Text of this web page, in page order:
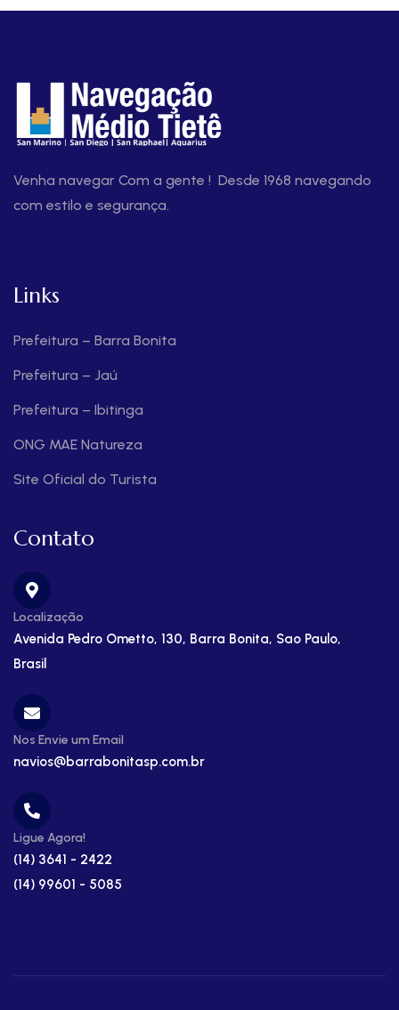
Venha navegar Com a gente ! Desde 1968 navegando
com estilo e segurança.
Links
Prefeitura – Barra Bonita
Prefeitura – Jaú
Prefeitura – Ibitinga
ONG MAE Natureza
Site Oficial do Turista
Contato
Localização
Avenida Pedro Ometto, 130, Barra Bonita, Sao Paulo,
Brasil
Nos Envie um Email
navios@barrabonitasp.com.br
Ligue Agora!
(14) 3641 - 2422
(14) 99601 - 5085